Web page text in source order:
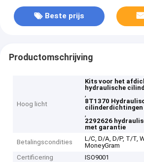
Beste prijs
Productomschrijving
Hoog licht
Kits voor het
hydraulische
,
8T1370
cilinderdichtingen
,
2292626
met garantie
Betalingscondities
L/C, D/A, D/P, T/T,
MoneyGram
Certificering
ISO9001